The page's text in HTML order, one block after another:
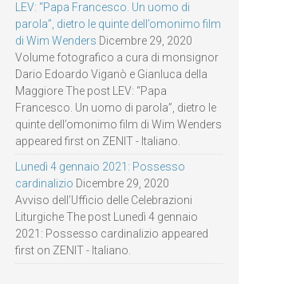
LEV: “Papa Francesco. Un uomo di
parola”, dietro le quinte dell’omonimo film
di Wim Wenders Dicembre 29, 2020
Volume fotografico a cura di monsignor
Dario Edoardo Viganò e Gianluca della
Maggiore The post LEV: “Papa
Francesco. Un uomo di parola”, dietro le
quinte dell’omonimo film di Wim Wenders
appeared first on ZENIT - Italiano.
Lunedì 4 gennaio 2021: Possesso
cardinalizio Dicembre 29, 2020
Avviso dell’Ufficio delle Celebrazioni
Liturgiche The post Lunedì 4 gennaio
2021: Possesso cardinalizio appeared
first on ZENIT - Italiano.